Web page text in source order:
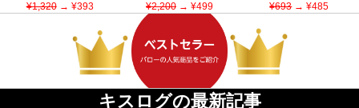
¥1,320→ ¥393 ¥2,200→ ¥499 ¥693→ ¥485
キスログの最新記事